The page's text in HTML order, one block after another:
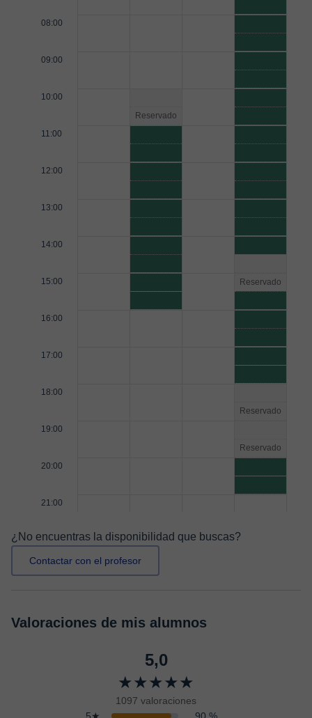
08:00
09:00
10:00
Reservado
11:00
12:00
13:00
14:00
15:00 Reservado
16:00
17:00
18:00
Reservado
19:00
Reservado
20:00
21:00
¿No encuentras la disponibilidad que buscas?
Contactar con el profesor
Valoraciones de mis alumnos
5,0
★★★★★
1097 valoraciones